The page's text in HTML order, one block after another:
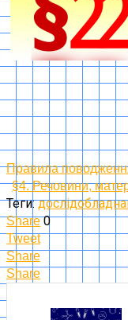
Правила
§4. Речовини,
Теги:дослід
Share 0
Tweet
Share
Share